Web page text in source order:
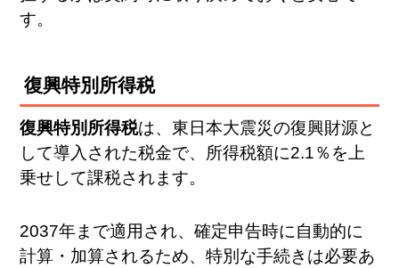
す。
復興特別所得税
復興特別所得税は、東日本大震災の復興財源と
して導入された税金で、所得税額に2.1％を上
乗せして課税されます。
2037年まで適用され、確定申告時に自動的に
計算・加算されるため、特別な手続きは必要あ